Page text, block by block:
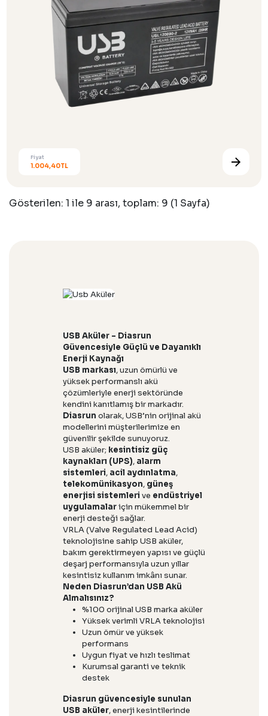
Fiyat
1.004,40TL
Gösterilen: 1 ile 9 arası, toplam: 9 (1 Sayfa)
USB Aküler – Diasrun
Güvencesiyle Güçlü ve Dayanıklı
Enerji Kaynağı
USB markası, uzun ömürlü ve
yüksek performanslı akü
çözümleriyle enerji sektöründe
kendini kanıtlamış bir markadır.
Diasrun olarak, USB’nin orijinal akü
modellerini müşterilerimize en
güvenilir şekilde sunuyoruz.
USB aküler; kesintisiz güç
kaynakları (UPS), alarm
sistemleri, acil aydınlatma,
telekomünikasyon, güneş
enerjisi sistemlerive endüstriyel
uygulamalariçin mükemmel bir
enerji desteği sağlar.
VRLA (Valve Regulated Lead Acid)
teknolojisine sahip USB aküler,
bakım gerektirmeyen yapısı ve güçlü
deşarj performansıyla uzun yıllar
kesintisiz kullanım imkânı sunar.
Neden Diasrun’dan USB Akü
Almalısınız?
%100 orijinal USB marka aküler
Yüksek verimli VRLA teknolojisi
Uzun ömür ve yüksek
performans
Uygun fiyat ve hızlı teslimat
Kurumsal garanti ve teknik
destek
Diasrun güvencesiyle sunulan
USB aküler, enerji kesintilerinde